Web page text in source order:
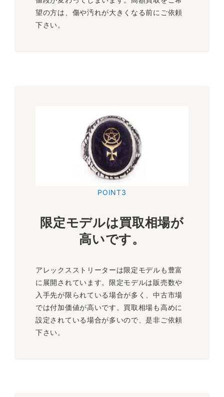
望の方は、傷や汚れが大きくなる前にご依頼
下さい。
POINT3
限定モデルは買取相場が
高いです。
アレックスストリーターは限定モデルも豊富
に展開されています。限定モデルは販売数や
入手先が限られている場合が多く、中古市場
では付加価値が高いです。買取相場も高めに
設定されている場合が多いので、是非ご依頼
下さい。